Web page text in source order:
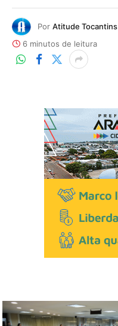
Por Atitude Tocantins
6 minutos de leitura